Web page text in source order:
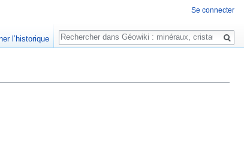
Se connecter
l’historique
Rechercher